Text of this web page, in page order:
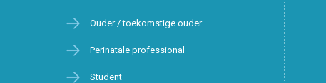
Ouder / toekomstige ouder
Perinatale professional
Student